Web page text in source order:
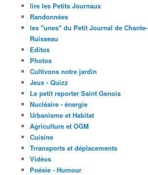
lire les Petits Journaux
Randonnées
les "unes" du Petit Journal de Chante-
Ruisseau
Editos
Photos
Cultivons notre jardin
Jeux - Quizz
Le petit reporter Saint Genois
Nucléaire - énergie
Urbanisme et Habitat
Agriculture et OGM
Cuisine
Trransports et déplacements
Vidéos
Poésie - Humour